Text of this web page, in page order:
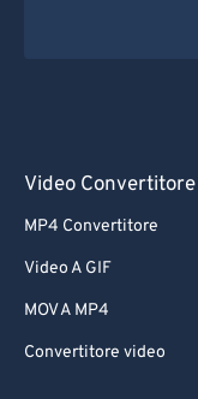
Video Convertitore
MP4 Convertitore
Video A GIF
MOV A MP4
Convertitore video